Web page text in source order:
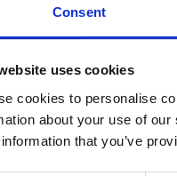
Consent
uses cookies
cookies to personalise
about your use of
that you’ve
de l’Enfance et de la